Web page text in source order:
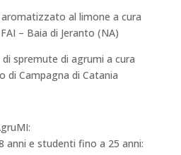
al limone a cura
– Baia di Jeranto (NA)
spremute di agrumi a cura
di Campagna di Catania
anni e studenti fino a 25 anni: